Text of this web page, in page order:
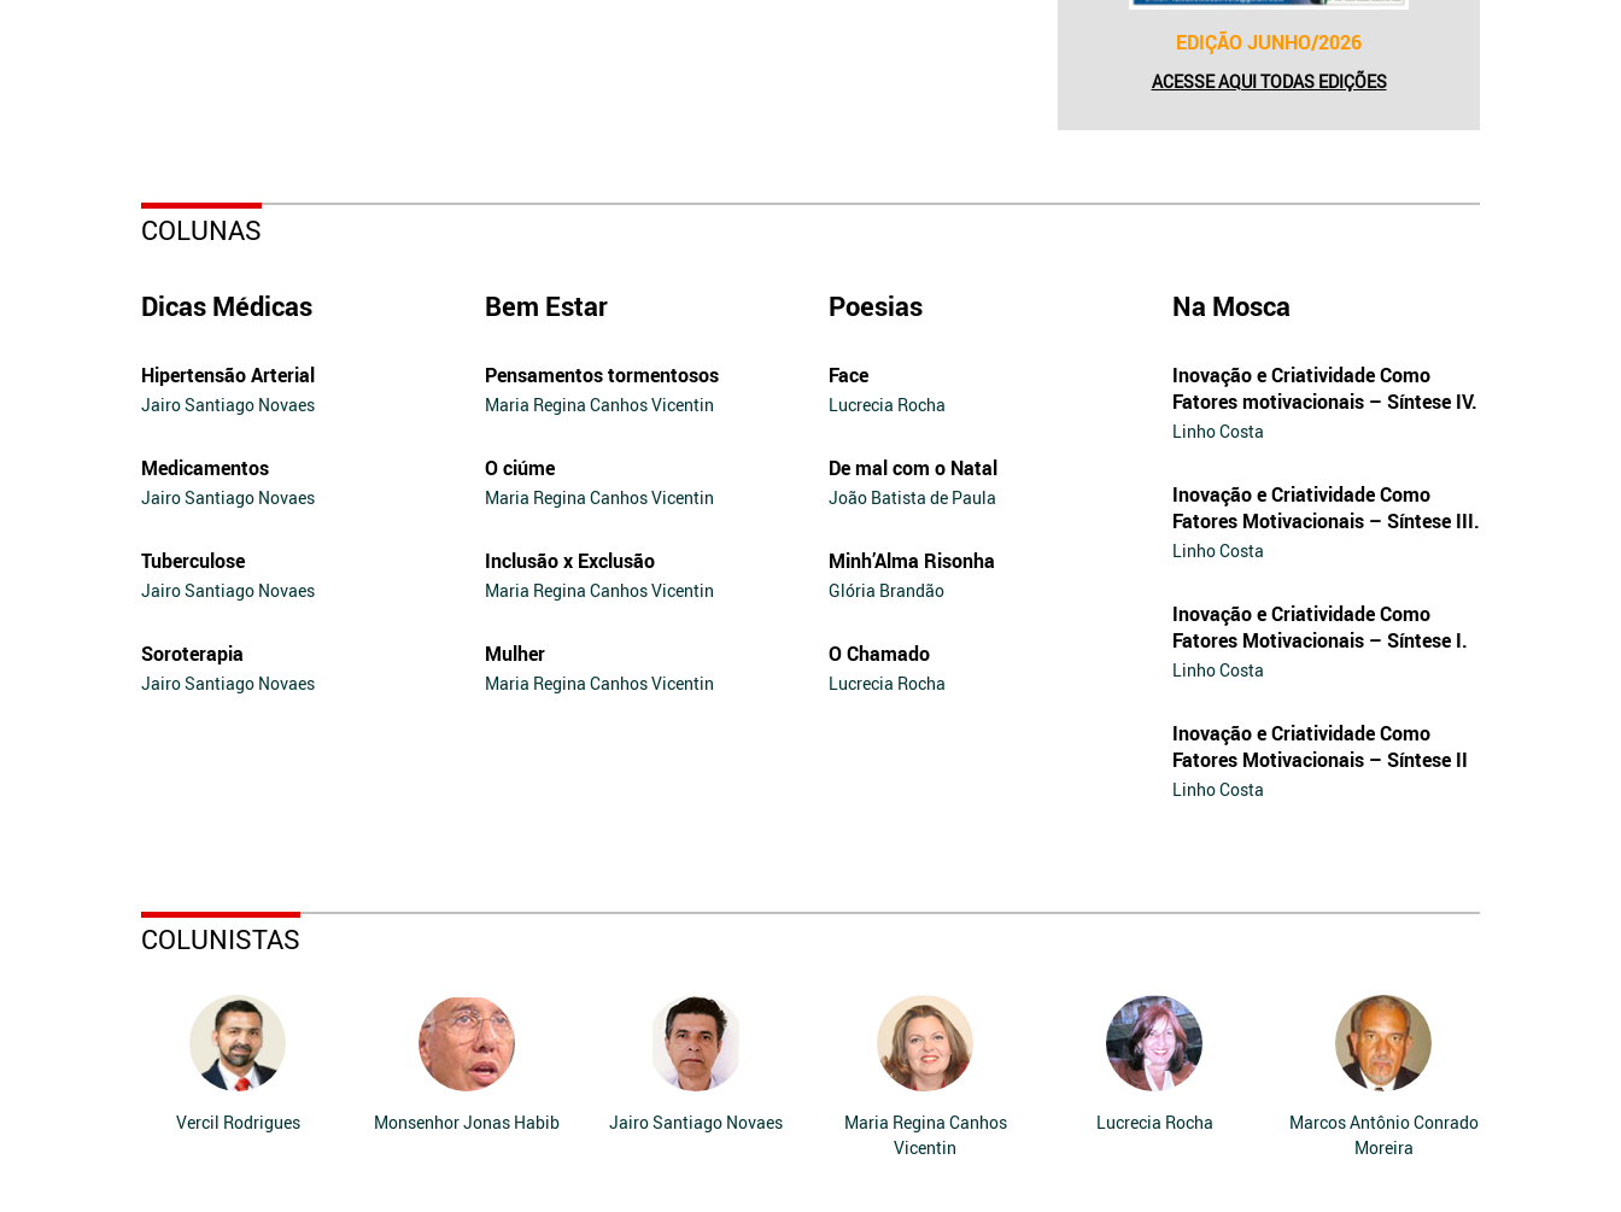
EDIÇÃO JUNHO/2026
ACESSE AQUI TODAS EDIÇÕES
COLUNAS
Dicas Médicas
Hipertensão Arterial
Jairo Santiago Novaes
Medicamentos
Jairo Santiago Novaes
Tuberculose
Jairo Santiago Novaes
Soroterapia
Jairo Santiago Novaes
Bem Estar
Pensamentos tormentosos
Maria Regina Canhos Vicentin
O ciúme
Maria Regina Canhos Vicentin
Inclusão x Exclusão
Maria Regina Canhos Vicentin
Mulher
Maria Regina Canhos Vicentin
Poesias
Face
Lucrecia Rocha
De mal com o Natal
João Batista de Paula
Minh’Alma Risonha
Glória Brandão
O Chamado
Lucrecia Rocha
Na Mosca
Inovação e Criatividade Como
Fatores motivacionais – Síntese IV.
Linho Costa
Inovação e Criatividade Como
Fatores Motivacionais – Síntese III.
Linho Costa
Inovação e Criatividade Como
Fatores Motivacionais – Síntese I.
Linho Costa
Inovação e Criatividade Como
Fatores Motivacionais – Síntese II
Linho Costa
COLUNISTAS
Vercil Rodrigues Monsenhor Jonas Habib Jairo Santiago Novaes
Maria Regina Canhos
Vicentin
Lucrecia Rocha
Marcos Antônio Conrado
Moreira